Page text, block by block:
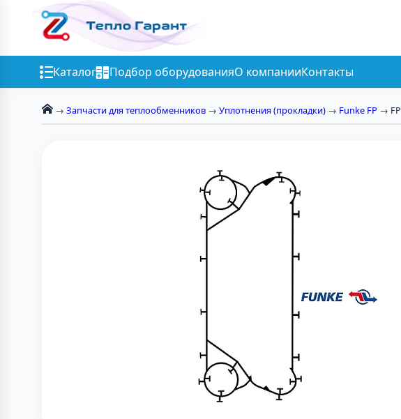
Каталог Подбор оборудованияО компанииКонтакты
→ Запчасти для теплообменников → Уплотнения (прокладки) → Funke FP →